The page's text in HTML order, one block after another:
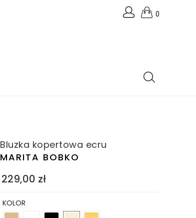
0
Bluzka kopertowa ecru
MARITA BOBKO
229,00 zł
KOLOR